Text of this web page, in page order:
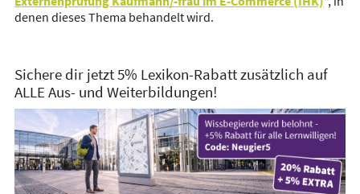
denen dieses Thema behandelt wird.
Sichere dir jetzt 5% Lexikon-Rabatt zusätzlich auf
ALLE Aus- und Weiterbildungen!